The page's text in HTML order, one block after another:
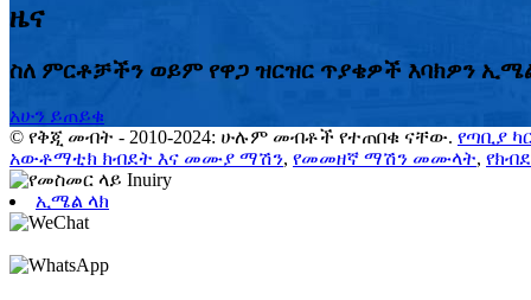
ዜና
ስለ ምርቶቻችን ወይም የዋጋ ዝርዝር ጥያቄዎች እባክዎን
አሁን ይጠይቁ
© የቅጂ መብት - 2010-2024: ሁሉም መብቶች የተጠበቁ ናቸው. የጣቢያ
አውቶማቲክ ክብደት እና መሙያ ማሽን, የመመዘኛ ማሽን መሙላት,
ኢሜል ላክ